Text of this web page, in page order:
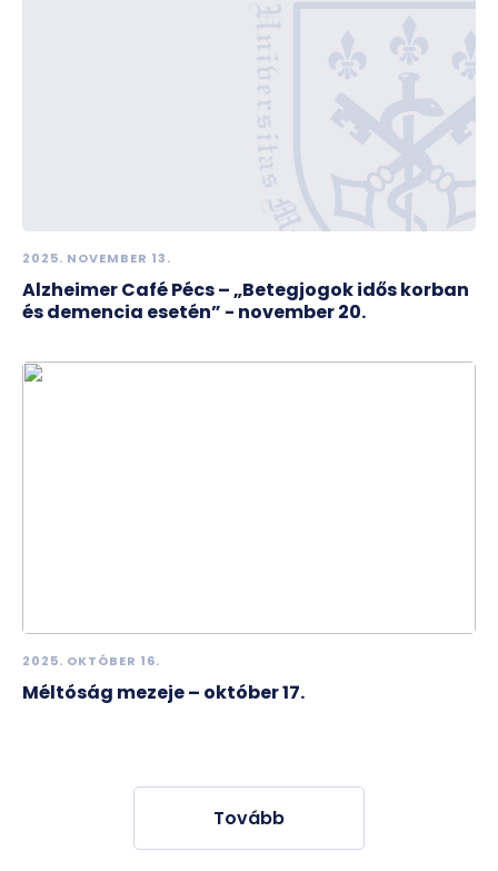
2025. NOVEMBER 13.
Alzheimer Café Pécs – „Betegjogok idős korban
és demencia esetén” - november 20.
2025. OKTÓBER 16.
Méltóság mezeje – október 17.
Tovább